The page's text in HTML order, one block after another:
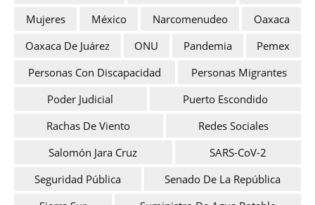
Mujeres
México Narcomenudeo
Oaxaca
Oaxaca De Juárez
ONU Pandemia
Pemex
Personas Con Discapacidad
Personas Migrantes
Poder Judicial
Puerto Escondido
Rachas De Viento
Redes Sociales
Salomón Jara Cruz
SARS-CoV-2
Seguridad Pública
Senado De La República